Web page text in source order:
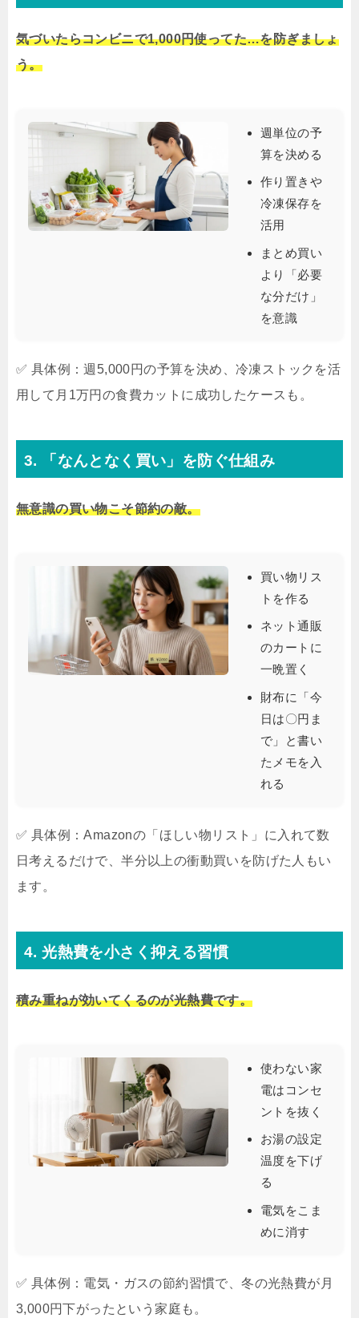
気づいたらコンビニで1,000円使ってた…を防ぎましょ
う。
週単位の予
算を決める
作り置きや
冷凍保存を
活用
まとめ買い
より「必要
な分だけ」
を意識
✅ 具体例：週5,000円の予算を決め、冷凍ストックを活
用して月1万円の食費カットに成功したケースも。
3. 「なんとなく買い」を防ぐ仕組み
無意識の買い物こそ節約の敵。
買い物リス
トを作る
ネット通販
のカートに
一晩置く
財布に「今
日は〇円ま
で」と書い
たメモを入
れる
✅ 具体例：Amazonの「ほしい物リスト」に入れて数
日考えるだけで、半分以上の衝動買いを防げた人もい
ます。
4. 光熱費を小さく抑える習慣
積み重ねが効いてくるのが光熱費です。
使わない家
電はコンセ
ントを抜く
お湯の設定
温度を下げ
る
電気をこま
めに消す
✅ 具体例：電気・ガスの節約習慣で、冬の光熱費が月
3,000円下がったという家庭も。